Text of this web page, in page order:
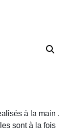
à la main .
sont à la fois